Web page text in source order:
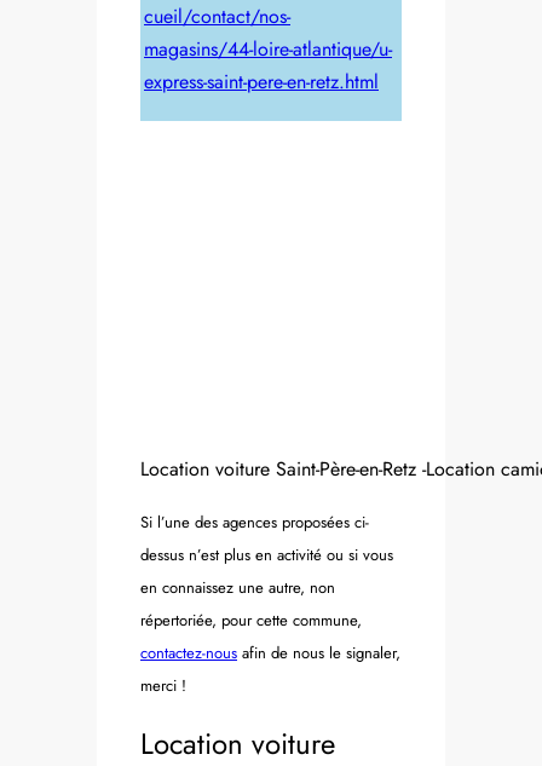
cueil/contact/nos-
magasins/44-loire-atlantique/u-
express-saint-pere-en-retz.html
Location voiture Saint-Père-en-Retz -Location
Si l’une des agences proposées ci-
dessus n’est plus en activité ou si vous
en connaissez une autre, non
répertoriée, pour cette commune,
contactez-nous afin de nous le signaler,
merci !
Location voiture